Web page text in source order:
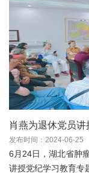
肖燕为退休党员
发布时间：2024-06-25
6月24日，湖北省肿
讲授党纪学习教育专